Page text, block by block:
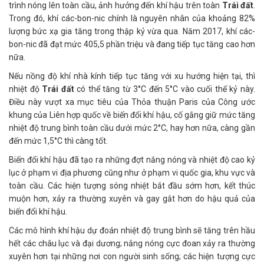
trình nóng lên toàn cầu, ảnh hưởng đến khí hậu trên toàn Trái đất
Trong đó, khí các-bon-nic chính là nguyên nhân của khoảng 82%
lượng bức xạ gia tăng trong thập kỷ vừa qua. Năm 2017, khí các-
bon-nic đã đạt mức 405,5 phần triệu và đang tiếp tục tăng cao hơn
nữa.
Nếu nồng độ khí nhà kính tiếp tục tăng với xu hướng hiện tại, thì
nhiệt độ Trái đấtcó thể tăng từ 3°C đến 5°C vào cuối thế kỷ này.
Điều này vượt xa mục tiêu của Thỏa thuận Paris của Công ước
khung của Liên hợp quốc về biến đổi khí hậu, cố gắng giữ mức tăng
nhiệt độ trung bình toàn cầu dưới mức 2°C, hay hơn nữa, càng gần
đến mức 1,5°C thì càng tốt.
Biến đổi khí hậu đã tạo ra những đợt nắng nóng và nhiệt độ cao kỷ
lục ở phạm vi địa phương cũng như ở phạm vi quốc gia, khu vực và
toàn cầu. Các hiện tượng sóng nhiệt bắt đầu sớm hơn, kết thúc
muộn hơn, xảy ra thường xuyên và gay gắt hơn do hậu quả của
biến đổi khí hậu.
Các mô hình khí hậu dự đoán nhiệt độ trung bình sẽ tăng trên hầu
hết các châu lục và đại dương; nắng nóng cực đoan xảy ra thường
xuyên hơn tại những nơi con người sinh sống; các hiện tượng cực